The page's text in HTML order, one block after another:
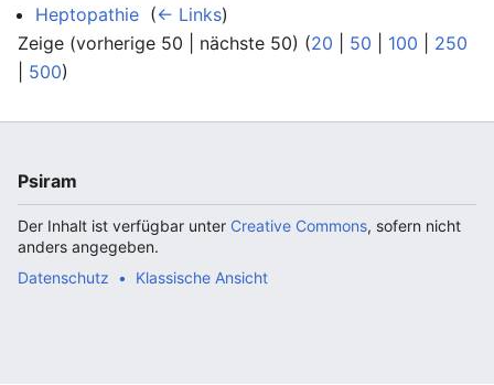
Heptopathie (← Links)
Zeige (vorherige 50 | nächste 50) (20 50 100
250
500)
Psiram
Der Inhalt ist verfügbar unter Creative Commons, sofern nicht
anders angegeben.
Datenschutz
Klassische Ansicht